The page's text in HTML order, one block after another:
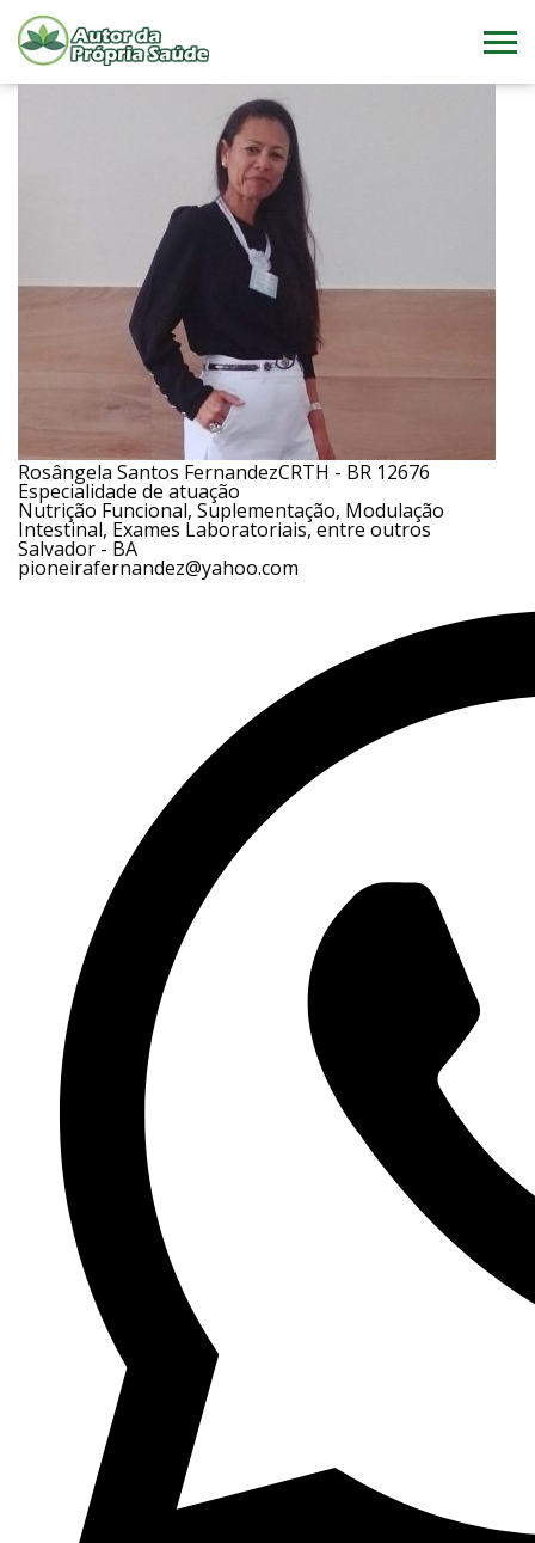
Rosângela Santos FernandezCRTH - BR 12676
Especialidade de atuação
Nutrição Funcional, Suplementação, Modulação
Intestinal, Exames Laboratoriais, entre outros
Salvador - BA
pioneirafernandez@yahoo.com